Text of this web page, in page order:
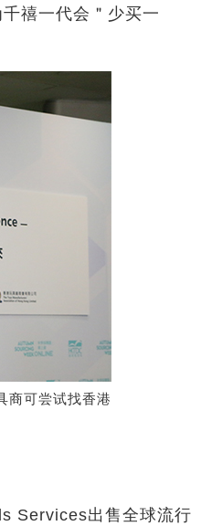
禧一代会＂少买一
商可尝试找香港
Services出售全球流行